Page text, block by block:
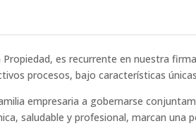
es recurrente en nuestra
procesos, bajo características
empresaria a gobernarse
saludable y profesional, marcan